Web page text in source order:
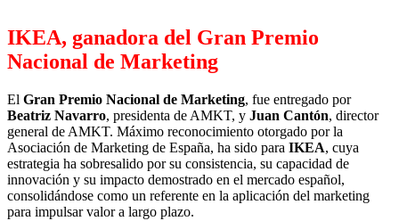
IKEA, ganadora del Gran Premio
Nacional de Marketing
El Gran Premio Nacional de Marketing, fue entregado por
Beatriz Navarro, presidenta de AMKT, y Juan Cantón, director
general de AMKT. Máximo reconocimiento otorgado por la
Asociación de Marketing de España, ha sido para IKEA, cuya
estrategia ha sobresalido por su consistencia, su capacidad de
innovación y su impacto demostrado en el mercado español,
consolidándose como un referente en la aplicación del marketing
para impulsar valor a largo plazo.